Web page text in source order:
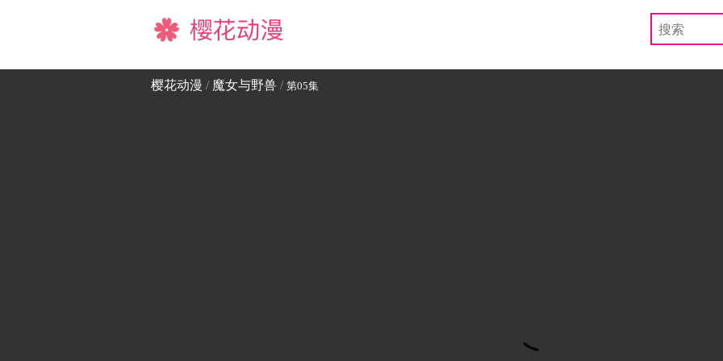
樱花动漫
樱花动漫 / 魔女与野兽 / 第05集